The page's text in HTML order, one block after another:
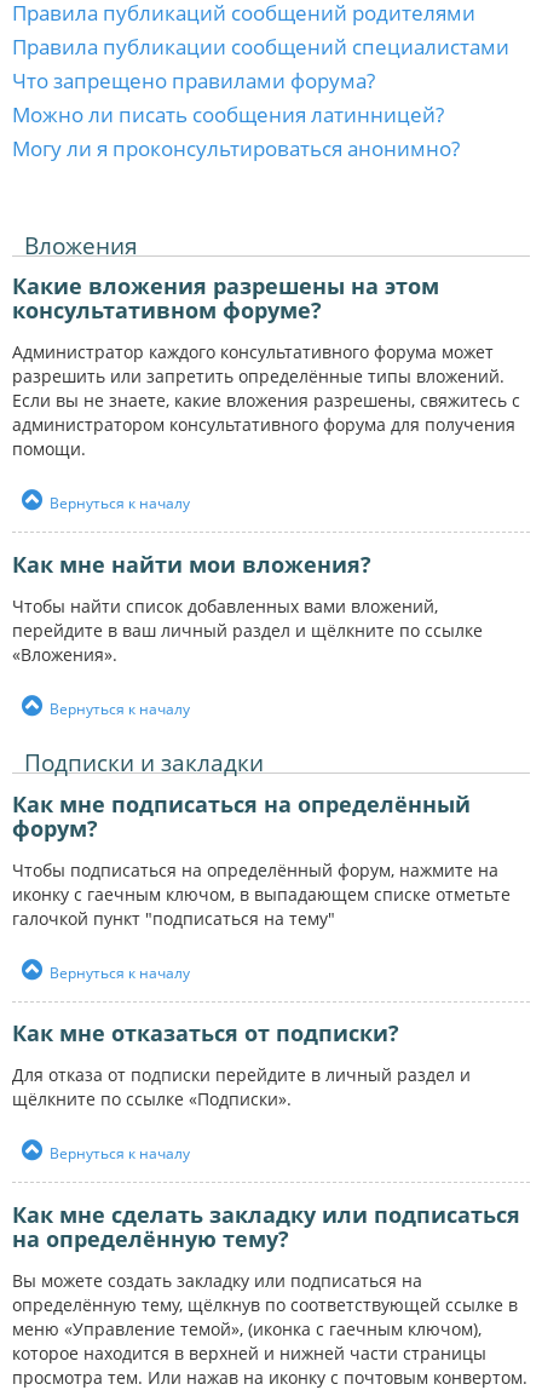
Правила публикаций сообщений родителями
Правила публикации сообщений специалистами
Что запрещено правилами форума?
Можно ли писать сообщения латинницей?
Могу ли я проконсультироваться анонимно?
Вложения
Какие вложения разрешены на этом
консультативном форуме?
Администратор каждого консультативного форума может
разрешить или запретить определённые типы вложений.
Если вы не знаете, какие вложения разрешены, свяжитесь с
администратором консультативного форума для получения
помощи.
Вернуться к началу
Как мне найти мои вложения?
Чтобы найти список добавленных вами вложений,
перейдите в ваш личный раздел и щёлкните по ссылке
«Вложения».
Вернуться к началу
Подписки и закладки
Как мне подписаться на определённый
форум?
Чтобы подписаться на определённый форум, нажмите на
иконку с гаечным ключом, в выпадающем списке отметьте
галочкой пункт "подписаться на тему"
Вернуться к началу
Как мне отказаться от подписки?
Для отказа от подписки перейдите в личный раздел и
щёлкните по ссылке «Подписки».
Вернуться к началу
Как мне сделать закладку или подписаться
на определённую тему?
Вы можете создать закладку или подписаться на
определённую тему, щёлкнув по соответствующей ссылке в
меню «Управление темой», (иконка с гаечным ключом),
которое находится в верхней и нижней части страницы
просмотра тем. Или нажав на иконку с почтовым конвертом.